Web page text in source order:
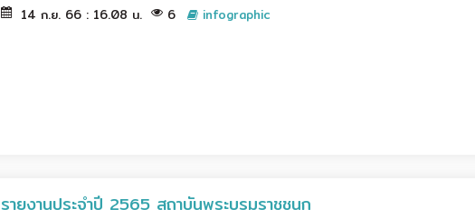
14 ก.ย. 66 : 16.08 น. 6 infographic
รายงานประจำปี 2565 สถาบันพระบรมราชชนก